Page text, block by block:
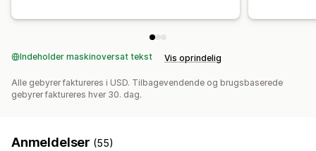
Indeholder maskinoversat tekst Vis oprindelig
Alle gebyrer faktureres i USD. Tilbagevendende og brugsbaserede
gebyrer faktureres hver 30. dag.
Anmeldelser (55)